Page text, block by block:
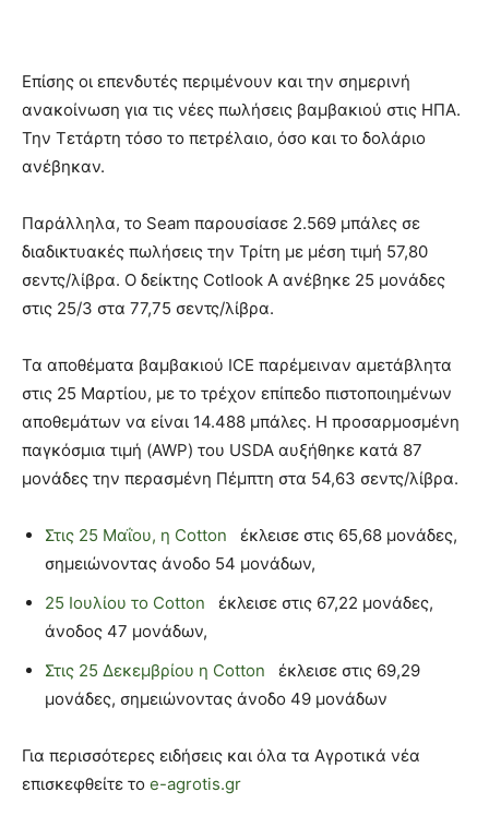
Επίσης οι επενδυτές περιμένουν και την σημερινή
ανακοίνωση για τις νέες πωλήσεις βαμβακιού στις ΗΠΑ.
Την Τετάρτη τόσο το πετρέλαιο, όσο και το δολάριο
ανέβηκαν.
Παράλληλα, το Seam παρουσίασε 2.569 μπάλες σε
διαδικτυακές πωλήσεις την Τρίτη με μέση τιμή 57,80
σεντς/λίβρα. Ο δείκτης Cotlook A ανέβηκε 25 μονάδες
στις 25/3 στα 77,75 σεντς/λίβρα.
Τα αποθέματα βαμβακιού ICE παρέμειναν αμετάβλητα
στις 25 Μαρτίου, με το τρέχον επίπεδο πιστοποιημένων
αποθεμάτων να είναι 14.488 μπάλες. Η προσαρμοσμένη
παγκόσμια τιμή (AWP) του USDA αυξήθηκε κατά 87
μονάδες την περασμένη Πέμπτη στα 54,63 σεντς/λίβρα.
Στις 25 Μαΐου, η Cotton έκλεισε στις 65,68 μονάδες,
σημειώνοντας άνοδο 54 μονάδων,
25 Ιουλίου το Cotton έκλεισε στις 67,22 μονάδες,
άνοδος 47 μονάδων,
Στις 25 Δεκεμβρίου η Cotton έκλεισε στις 69,29
μονάδες, σημειώνοντας άνοδο 49 μονάδων
Για περισσότερες ειδήσεις και όλα τα Αγροτικά νέα
επισκεφθείτε το e-agrotis.gr